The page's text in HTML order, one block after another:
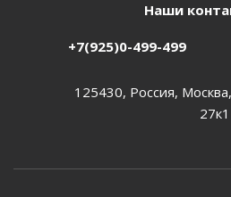
Наши
+7(925)0-499-499
125430, Россия,
27к1